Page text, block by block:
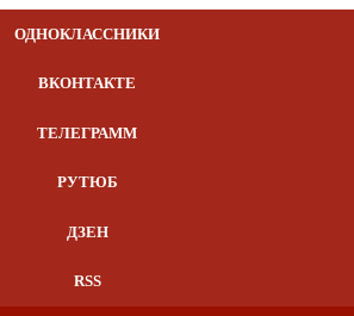
ОДНОКЛАССНИКИ
ВКОНТАКТЕ
ТЕЛЕГРАММ
РУТЮБ
ДЗЕН
RSS